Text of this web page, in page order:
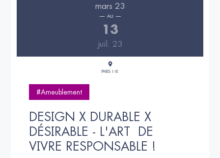
mars 23
AU
13
juil. 23
PARIS 11E
#Ameublement
DESIGN X DURABLE X
DÉSIRABLE - L'ART  DE
VIVRE RESPONSABLE !